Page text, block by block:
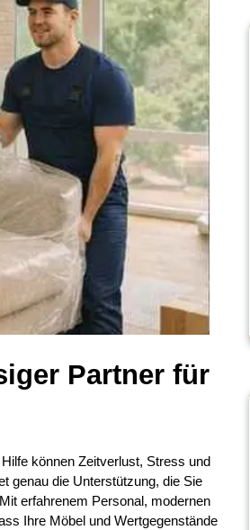
Partner für
können Zeitverlust, Stress und
genau die Unterstützung, die Sie
erfahrenem Personal, modernen
Ihre Möbel und Wertgegenstände